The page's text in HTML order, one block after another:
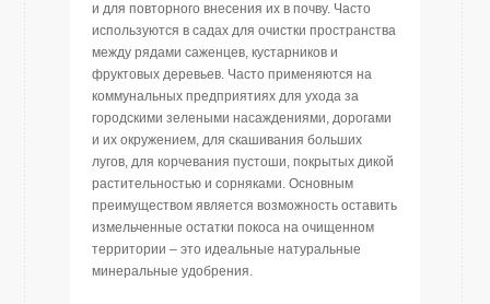
и для повторного внесения их в почву. Часто
используются в садах для очистки пространства
между рядами саженцев, кустарников и
фруктовых деревьев. Часто применяются на
коммунальных предприятиях для ухода за
городскими зелеными насаждениями, дорогами
и их окружением, для скашивания больших
лугов, для корчевания пустоши, покрытых дикой
растительностью и сорняками. Основным
преимуществом является возможность оставить
измельченные остатки покоса на очищенном
территории – это идеальные натуральные
минеральные удобрения.